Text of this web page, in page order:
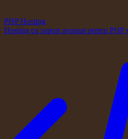
PHP Hosting
Hosting cu suport avansat pentru PHP